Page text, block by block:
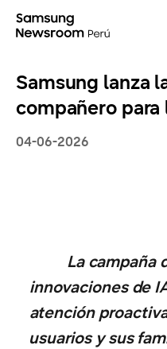
Samsung lanza
compañero para
04-06-2026
La campaña
innovaciones de
atención
usuarios y sus